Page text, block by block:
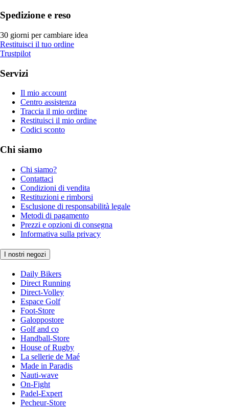
Spedizione e reso
30 giorni per cambiare idea
Restituisci il tuo ordine
Trustpilot
Servizi
Il mio account
Centro assistenza
Traccia il mio ordine
Restituisci il mio ordine
Codici sconto
Chi siamo
Chi siamo?
Contattaci
Condizioni di vendita
Restituzioni e rimborsi
Esclusione di responsabilità legale
Metodi di pagamento
Prezzi e opzioni di consegna
Informativa sulla privacy
I nostri negozi
Daily Bikers
Direct Running
Direct-Volley
Espace Golf
Foot-Store
Galoppostore
Golf and co
Handball-Store
House of Rugby
La sellerie de Maé
Made in Paradis
Nauti-wave
On-Fight
Padel-Expert
Pecheur-Store